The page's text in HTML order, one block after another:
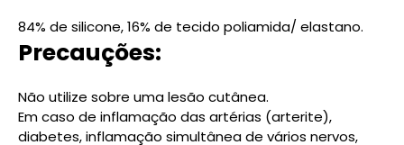
84% de silicone, 16% de tecido poliamida/ elastano.
Precauções:
Não utilize sobre uma lesão cutânea.
Em caso de inflamação das artérias (arterite),
diabetes, inflamação simultânea de vários nervos,